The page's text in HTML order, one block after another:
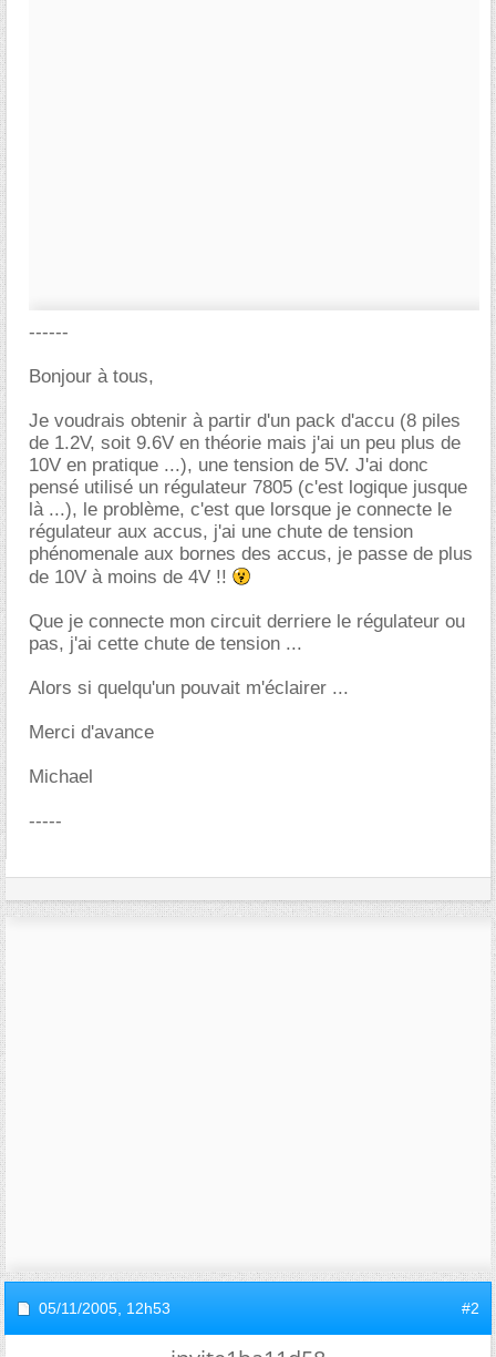
------
Bonjour à tous,
Je voudrais obtenir à partir d'un pack d'accu (8 piles
de 1.2V, soit 9.6V en théorie mais j'ai un peu plus de
10V en pratique ...), une tension de 5V. J'ai donc
pensé utilisé un régulateur 7805 (c'est logique jusque
là ...), le problème, c'est que lorsque je connecte le
régulateur aux accus, j'ai une chute de tension
phénomenale aux bornes des accus, je passe de plus
de 10V à moins de 4V !!
Que je connecte mon circuit derriere le régulateur ou
pas, j'ai cette chute de tension ...
Alors si quelqu'un pouvait m'éclairer ...
Merci d'avance
Michael
-----
05/11/2005, 12h53 #2